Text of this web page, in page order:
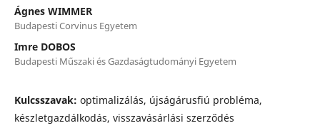
Ágnes WIMMER
Budapesti Corvinus Egyetem
Imre DOBOS
Budapesti Műszaki és Gazdaságtudományi Egyetem
Kulcsszavak: optimalizálás, újságárusfiú probléma,
készletgazdálkodás, visszavásárlási szerződés